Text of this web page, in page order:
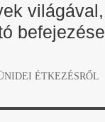
ÉTKEZÉSRŐL